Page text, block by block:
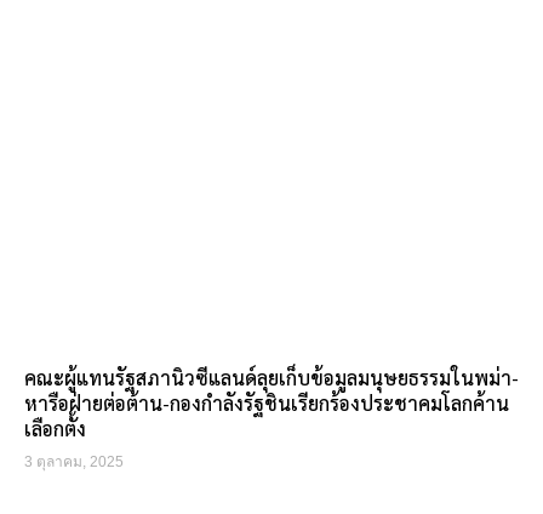
คณะผู้แทนรัฐสภานิวซีแลนด์ลุยเก็บข้อมูลมนุษยธรรมในพม่า-
หารือฝ่ายต่อต้าน-กองกำลังรัฐชินเรียกร้องประชาคมโลกค้าน
เลือกตั้ง
3 ตุลาคม, 2025